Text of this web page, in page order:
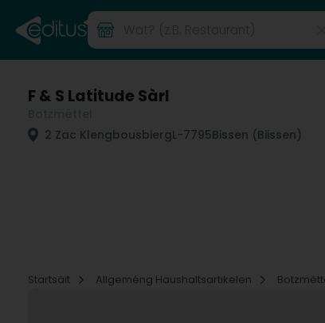
F & S Latitude Sàrl
2 Zac KlengbousbiergL-7795Bissen (Biissen)
Startsäit
Allgeméng Haushaltsartikelen